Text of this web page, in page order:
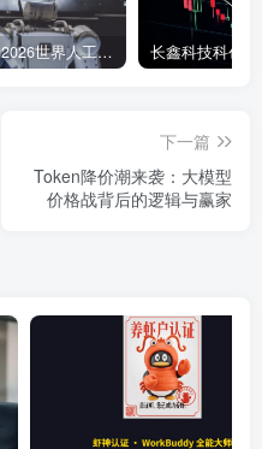
WAIC 2026世界人工智能大会7月17日开幕：300款全球首发，展览面积首破10万平米
下一篇
Token降价潮来袭：大模型
价格战背后的逻辑与赢家